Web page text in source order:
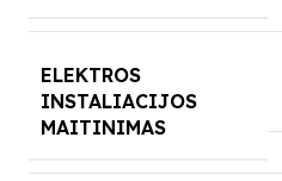
ELEKTROS
INSTALIACIJOS
MAITINIMAS